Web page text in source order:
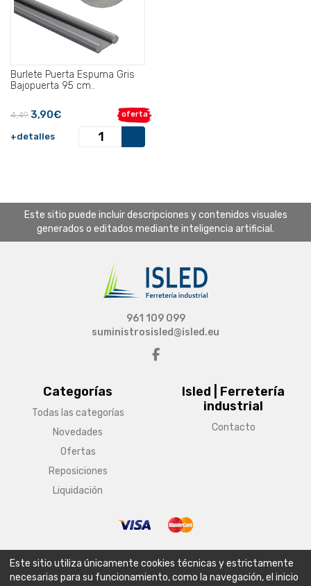
Burlete Puerta Espuma Gris
Bajopuerta 95 cm..
oferta
4,49 3,90€
+detalles
Este sitio puede incluir descripciones y contenidos visuales
generados o editados mediante inteligencia artificial.
Categorías
Todas las categorías
Novedades
Ofertas
Reposiciones
Liquidación
Isled | Ferretería
industrial
Contacto
961 109 099
suministrosisled@isled.eu
Aviso legal Condiciones generales de venta Política de envío
Este sitio utiliza únicamente cookies técnicas y estrictamente
necesarias para su funcionamiento, como la navegación, el inicio